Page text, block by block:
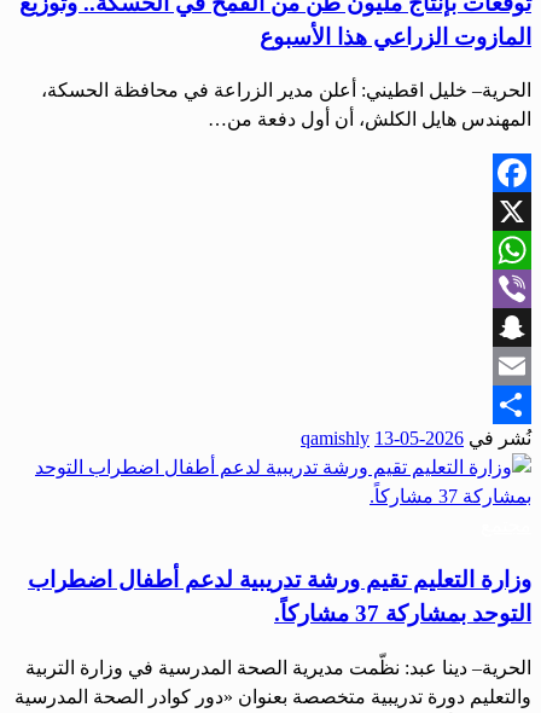
المازوت الزراعي هذا الأسبوع
الحرية– خليل اقطيني: أعلن مدير الزراعة في محافظة الحسكة،
المهندس هايل الكلش، أن أول دفعة من…
Facebook
X
WhatsApp
Viber
Snapchat
Email
Share
نُشر في 2026-05-13
qamishly
وزارة التعليم تقيم ورشة تدريبية لدعم أطفال اضطراب
التوحد بمشاركة 37 مشاركاً.
الحرية– دينا عبد: نظّمت مديرية الصحة المدرسية في وزارة التربية
والتعليم دورة تدريبية متخصصة بعنوان «دور كوادر الصحة المدرسية